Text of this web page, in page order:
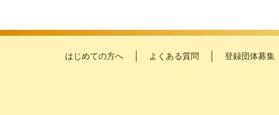
はじめての方へ よくある質問 登録団体募集